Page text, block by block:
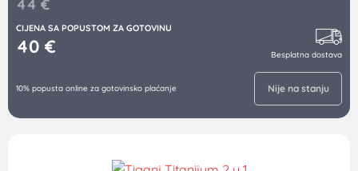
44 €
CIJENA SA POPUSTOM ZA GOTOVINU
40 € Besplatna dostava
10% popusta online za gotovinsko plaćanje Nije na stanju